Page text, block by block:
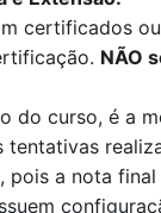
certificados
. NÃO
do curso, é a
tentativas
, pois a nota final